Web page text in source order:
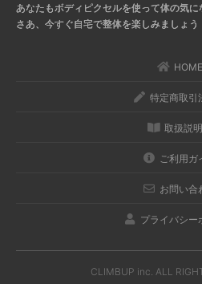
あなたもボディピクセルを使って体の気
さあ、今すぐ自宅で整体を楽しみましょう
HOME
特定商取引
取扱説
ご利用ガ
お問い合
プライバシー
CLIMBUP inc. ALL